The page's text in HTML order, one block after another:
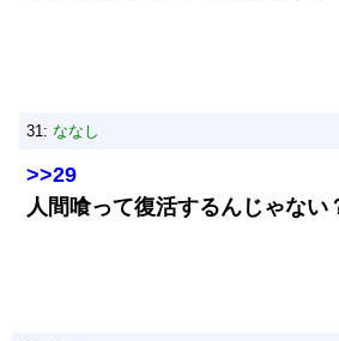
31: ななし
>>29
人間喰って復活するんじゃない